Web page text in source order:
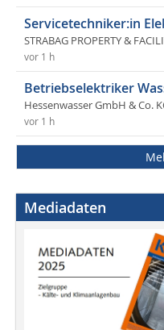
Servicetechniker:in
STRABAG PROPERTY &
vor 1 h
Betriebselektriker
Hessenwasser GmbH & Co.
vor 1 h
Mediadaten